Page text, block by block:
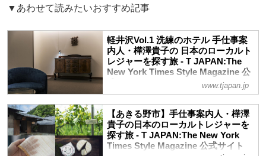
▼あわせて読みたいおすすめ記事
軽井沢Vol.1 洗練のホテル 手仕事案
内人・樺澤貴子の 日本のローカルト
レジャーを探す旅 - T JAPAN:The
New York Times Style Magazine 公
を中心に、御代田、小諸、東御など浅間山
をランドマークとする周辺エリアに、新た
な“ローカルトレジャー”が集うと聞き、心
を動かされた。まずは、旅の拠点となる異
www.tjapan.jp
【あきる野市】手仕事案内人・樺澤
貴子の日本のローカルトレジャーを
探す旅 - T JAPAN:The New York
Times Style Magazine 公式サイト